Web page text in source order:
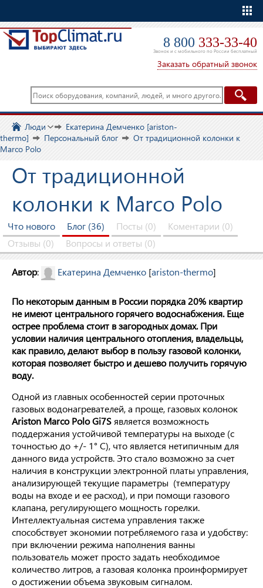
8 800 333-33-40
Звонок и с мобильного по России бесплатный
Заказать обратный звонок
Люди
Екатерина Демченко [ariston-
thermo]
Персональный блог
От традиционной колонки к
Marco Polo
От традиционной
колонки к Marco Polo
Что нового Блог (36) Посты (0)
Коментарии (0)
Отзывы (0)
Вопросы и ответы (0)
Автор: Екатерина Демченко [ariston-thermo]
По некоторым данным в России порядка 20% квартир
не имеют центрального горячего водоснабжения. Еще
острее проблема стоит в загородных домах. При
условии наличия центрального отопления, владельцы,
как правило, делают выбор в пользу газовой колонки,
которая позволяет быстро и дешево получить горячую
воду.
Одной из главных особенностей серии проточных
газовых водонагревателей, а проще, газовых колонок
Ariston Marco PoloGi7S является возможность
поддержания устойчивой температуры на выходе (с
точностью до +/- 1° С), что является нетипичным для
данного вида устройств. Это стало возможно за счет
наличия в конструкции электронной платы управления,
анализирующей текущие параметры (температуру
воды на входе и ее расход), и при помощи газового
клапана, регулирующего мощность горелки.
Интеллектуальная система управления также
способствует экономии потребляемого газа и удобству:
при включении режима наполнения ванны
пользователь может просто задать необходимое
количество литров, а газовая колонка проинформирует
о достижении объема звуковым сигналом.